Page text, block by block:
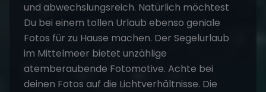
und abwechslungsreich. Natürlich möchtest
Du bei einem tollen Urlaub ebenso geniale
Fotos für zu Hause machen. Der Segelurlaub
im Mittelmeer bietet unzählige
atemberaubende Fotomotive. Achte bei
deinen Fotos auf die Lichtverhältnisse. Die